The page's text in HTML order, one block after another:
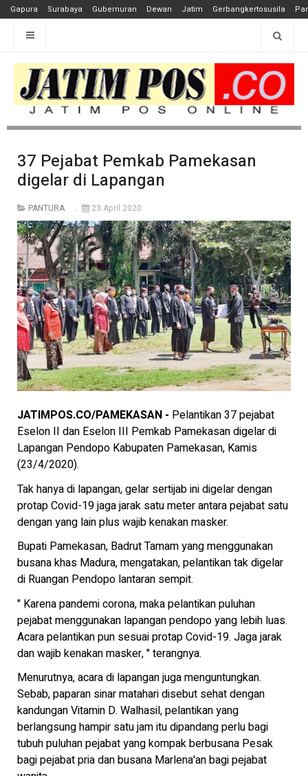
Gapura Surabaya Gubernuran Dewan Jatim Gerbangkertosusila
37 Pejabat Pemkab Pamekasan
digelar di Lapangan
PANTURA 23 April 2020
JATIMPOS.CO/PAMEKASAN - Pelantikan 37 pejabat
Eselon II dan Eselon III Pemkab Pamekasan digelar di
Lapangan Pendopo Kabupaten Pamekasan, Kamis
(23/4/2020).
Tak hanya di lapangan, gelar sertijab ini digelar dengan
protap Covid-19 jaga jarak satu meter antara pejabat satu
dengan yang lain plus wajib kenakan masker.
Bupati Pamekasan, Badrut Tamam yang menggunakan
busana khas Madura, mengatakan, pelantikan tak digelar
di Ruangan Pendopo lantaran sempit.
" Karena pandemi corona, maka pelantikan puluhan
pejabat menggunakan lapangan pendopo yang lebih luas.
Acara pelantikan pun sesuai protap Covid-19. Jaga jarak
dan wajib kenakan masker, " terangnya.
Menurutnya, acara di lapangan juga menguntungkan.
Sebab, paparan sinar matahari disebut sehat dengan
kandungan Vitamin D. Walhasil, pelantikan yang
berlangsung hampir satu jam itu dipandang perlu bagi
tubuh puluhan pejabat yang kompak berbusana Pesak
bagi pejabat pria dan busana Marlena'an bagi pejabat